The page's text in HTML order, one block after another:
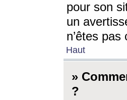
pour son
un
n’êtes
Haut
»
?